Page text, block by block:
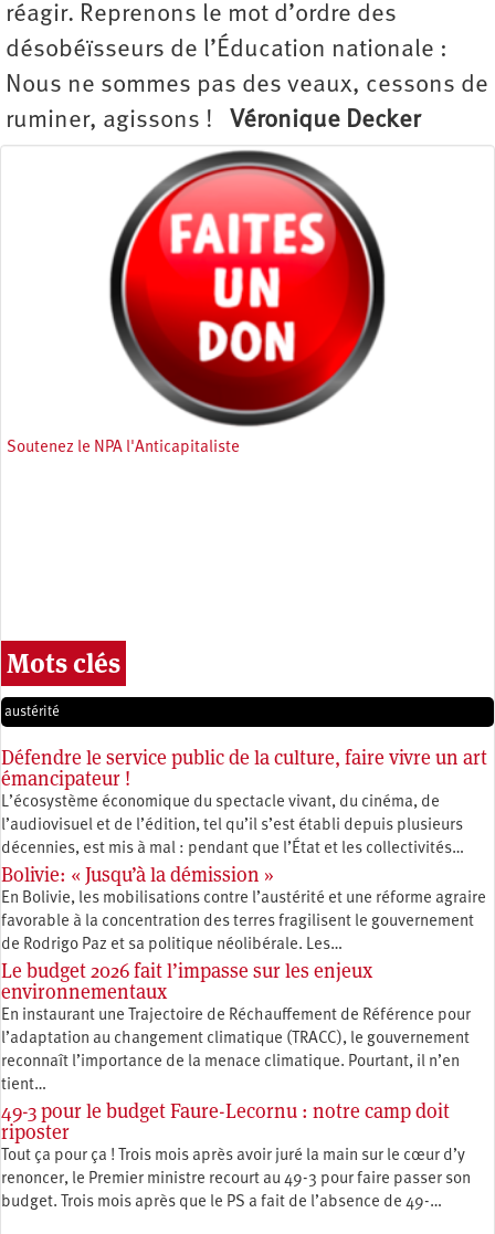
réagir. Reprenons le mot d’ordre des
désobéïsseurs de l’Éducation nationale :
Nous ne sommes pas des veaux, cessons de
ruminer, agissons ! Véronique Decker
Soutenez le NPA l'Anticapitaliste
Mots clés
austérité
Défendre le service public de la culture, faire vivre un art
émancipateur !
L’écosystème économique du spectacle vivant, du cinéma, de
l’audiovisuel et de l’édition, tel qu’il s’est établi depuis plusieurs
décennies, est mis à mal : pendant que l’État et les collectivités…
Bolivie: « Jusqu’à la démission »
En Bolivie, les mobilisations contre l’austérité et une réforme agraire
favorable à la concentration des terres fragilisent le gouvernement
de Rodrigo Paz et sa politique néolibérale. Les…
Le budget 2026 fait l’impasse sur les enjeux
environnementaux
En instaurant une Trajectoire de Réchauffement de Référence pour
l’adaptation au changement climatique (TRACC), le gouvernement
reconnaît l’importance de la menace climatique. Pourtant, il n’en
tient…
49-3 pour le budget Faure-Lecornu : notre camp doit
riposter
Tout ça pour ça ! Trois mois après avoir juré la main sur le cœur d’y
renoncer, le Premier ministre recourt au 49-3 pour faire passer son
budget. Trois mois après que le PS a fait de l’absence de 49-…